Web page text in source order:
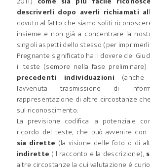
descriverli dopo averli richiamati
dovuto al fatto che siamo soliti
insieme e non già a concentrare la
singoli aspetti dello stesso (per
Pregnante significato ha il dovere del
il teste (sempre nella fase preliminare)
precedenti individuazioni (anche
l’avvenuta trasmissione di
rappresentazione di altre circostanze
sul riconoscimento.
La previsione codifica la potenziale
ricordo del teste, che può avvenire con
sia dirette (la visione delle foto o di
indirette (il racconto e la descrizione),
altre circostanze la cui valutazione è